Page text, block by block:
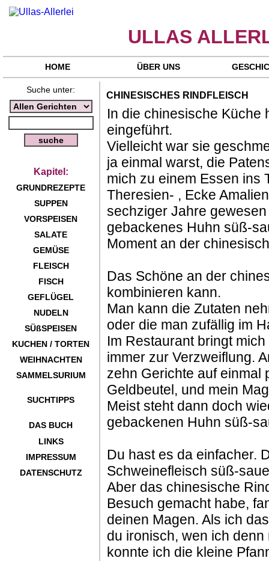
ULLAS
HOME ÜBER UNS
Suche unter:
Kapitel:
GRUNDREZEPTE
SUPPEN
VORSPEISEN
SALATE
GEMÜSE
FLEISCH
FISCH
GEFLÜGEL
NUDELN
SÜßSPEISEN
KUCHEN / TORTEN
WEIHNACHTEN
SAMMELSURIUM
SUCHTIPPS
DAS BUCH
LINKS
IMPRESSUM
DATENSCHUTZ
CHINESISCHES RINDFLEISCH
In die chinesische Küche
eingeführt.
Vielleicht war sie
ja einmal warst, die
mich zu einem Essen ins
Theresien- , Ecke
sechziger Jahre
gebackenes Huhn süß-
Moment an der
Das Schöne an der
kombinieren kann.
Man kann die Zutaten
oder die man zufällig im
Im Restaurant bringt
immer zur Verzweiflung.
zehn Gerichte auf einmal
Geldbeutel, und mein
Meist steht dann doch
gebackenen Huhn süß-
Du hast es da einfacher.
Schweinefleisch süß-
Aber das chinesische
Besuch gemacht habe,
deinen Magen. Als ich
du ironisch, wen ich
konnte ich die kleine